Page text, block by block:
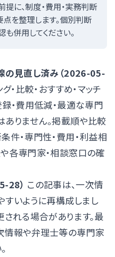
に、制度・費用・実務判断
を整理します。個別判断
併用してください。
の見直し済み（2026-05-
・比較・おすすめ・マッチ
・費用低減・最適な専門
りません。掲載順や比較
件・専門性・費用・利益相
各専門家・相談窓口の確
28） この記事は、一次情
いように再構成しまし
される場合があります。最
情報や弁理士等の専門家